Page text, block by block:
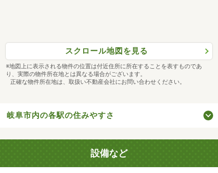
スクロール地図を見る
※地図上に表示される物件の位置は付近住所に所在することを表すものであ
り、実際の物件所在地とは異なる場合がございます。
正確な物件所在地は、取扱い不動産会社にお問い合わせください。
岐阜市内の各駅の住みやすさ
設備など